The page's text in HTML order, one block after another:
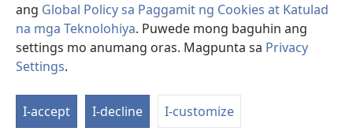
ang Global Policy sa Paggamit ng Cookies at Katulad
na mga Teknolohiya. Puwede mong baguhin ang
settings mo anumang oras. Magpunta sa Privacy
Settings.
I-accept I-decline I-customize
Copyright
KASUNDUAN SA PAGGAMIT